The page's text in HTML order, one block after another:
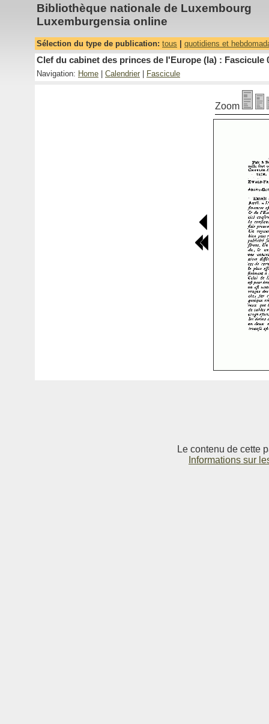
Bibliothèque nationale de Luxembourg
Luxemburgensia online
Sélection du type de publication: tous quotidiens et
Clef du cabinet des princes de l'Europe (la) : Fascicule
Navigation: Home Calendrier Fascicule
Zoom
Le contenu de cette
Informations sur